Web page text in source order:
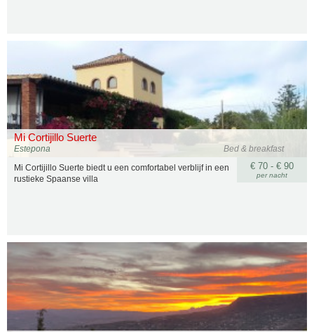
Mi Cortijillo Suerte
Bed & breakfast
Estepona
€ 70 - € 90
per nacht
Mi Cortijillo Suerte biedt u een comfortabel verblijf in een
rustieke Spaanse villa